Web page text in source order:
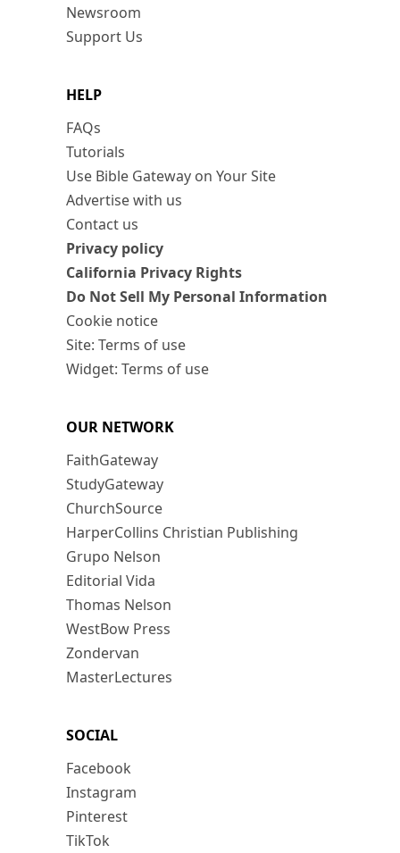
Newsroom
Support Us
HELP
FAQs
Tutorials
Use Bible Gateway on Your Site
Advertise with us
Contact us
Privacy policy
California Privacy Rights
Do Not Sell My Personal Information
Cookie notice
Site: Terms of use
Widget: Terms of use
OUR NETWORK
FaithGateway
StudyGateway
ChurchSource
HarperCollins Christian Publishing
Grupo Nelson
Editorial Vida
Thomas Nelson
WestBow Press
Zondervan
MasterLectures
SOCIAL
Facebook
Instagram
Pinterest
TikTok